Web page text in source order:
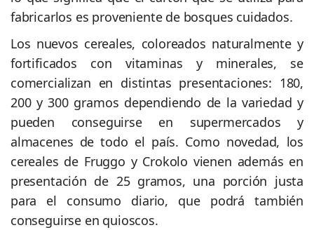
fabricarlos es proveniente de bosques cuidados.
Los nuevos cereales, coloreados naturalmente y
fortificados con vitaminas y minerales, se
comercializan en distintas presentaciones: 180,
200 y 300 gramos dependiendo de la variedad y
pueden conseguirse en supermercados y
almacenes de todo el país. Como novedad, los
cereales de Fruggo y Crokolo vienen además en
presentación de 25 gramos, una porción justa
para el consumo diario, que podrá también
conseguirse en quioscos.